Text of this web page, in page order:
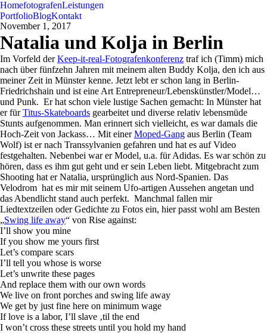
HomefotografenLeistungen
PortfolioBlogKontakt
November 1, 2017
Natalia und Kolja in Berlin
Im Vorfeld derKeep-it-real-Fotografenkonferenz traf ich (Timm) mich
nach über fünfzehn Jahren mit meinem alten Buddy Kolja, den ich aus
meiner Zeit in Münster kenne. Jetzt lebt er schon lang in Berlin-
Friedrichshain und ist eine Art Entrepreneur/Lebenskünstler/Model…
und Punk. Er hat schon viele lustige Sachen gemacht: In Münster hat
er fürTitus-Skateboards gearbeitet und diverse relativ lebensmüde
Stunts aufgenommen. Man erinnert sich vielleicht, es war damals die
Hoch-Zeit von Jackass… Mit einerMoped-Gang aus Berlin (Team
Wolf) ist er nach Transsylvanien gefahren und hat es auf Video
festgehalten. Nebenbei war er Model, u.a. für Adidas. Es war schön zu
hören, dass es ihm gut geht und er sein Leben liebt. Mitgebracht zum
Shooting hat er Natalia, ursprünglich aus Nord-Spanien. Das
Velodrom hat es mir mit seinem Ufo-artigen Aussehen angetan und
das Abendlicht stand auch perfekt. Manchmal fallen mir
Liedtextzeilen oder Gedichte zu Fotos ein, hier passt wohl am Besten
„Swing life away“ von Rise against:
I’ll show you mine
If you show me yours first
Let’s compare scars
I’ll tell you whose is worse
Let’s unwrite these pages
And replace them with our own words
We live on front porches and swing life away
We get by just fine here on minimum wage
If love is a labor, I’ll slave ‚til the end
I won’t cross these streets until you hold my hand